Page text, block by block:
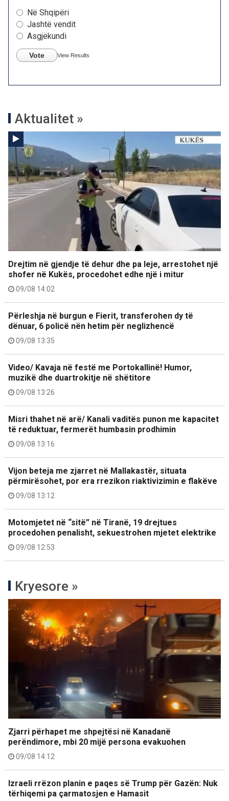
Në Shqipëri
Jashtë vendit
Asgjëkundi
Vote View Results
Aktualitet »
Drejtim në gjendje të dehur dhe pa leje, arrestohet një
shofer në Kukës, procedohet edhe një i mitur
09/08 14:02
Përleshja në burgun e Fierit, transferohen dy të
dënuar, 6 policë nën hetim për neglizhencë
09/08 13:35
Video/ Kavaja në festë me Portokallinë! Humor,
muzikë dhe duartrokitje në shëtitore
09/08 13:26
Misri thahet në arë/ Kanali vaditës punon me kapacitet
të reduktuar, fermerët humbasin prodhimin
09/08 13:16
Vijon beteja me zjarret në Mallakastër, situata
përmirësohet, por era rrezikon riaktivizimin e flakëve
09/08 13:12
Motomjetet në “sitë” në Tiranë, 19 drejtues
procedohen penalisht, sekuestrohen mjetet elektrike
09/08 12:53
Kryesore »
Zjarri përhapet me shpejtësi në Kanadanë
perëndimore, mbi 20 mijë persona evakuohen
09/08 14:12
Izraeli rrëzon planin e paqes së Trump për Gazën: Nuk
tërhiqemi pa çarmatosjen e Hamasit